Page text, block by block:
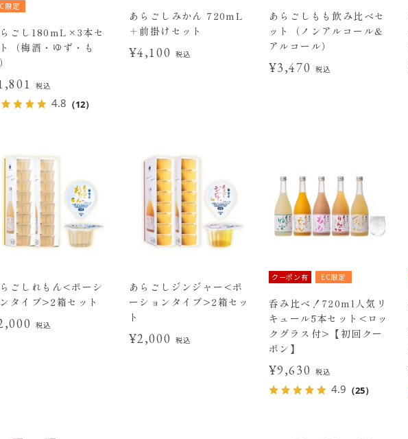
限定
ごし180mL×3本セ
（梅酒・ゆず・も
税込
4.8 （12）
あらごしみかん 720mL
＋前掛けセット
¥4,100 税込
あらごしもも飲み比べセ
ット（ノンアルコール&
アルコール）
¥3,470 税込
ごしれもん<ポーシ
タイプ>2箱セット
税込
あらごしジンジャー<ポ
ーションタイプ>2箱セッ
ト
¥2,000 税込
クーポン有 EC限定
呑み比べ！720ml人気リ
キュール5本セット<ロッ
クグラス付>【初回クー
ポン】
¥9,630 税込
4.9 （25）